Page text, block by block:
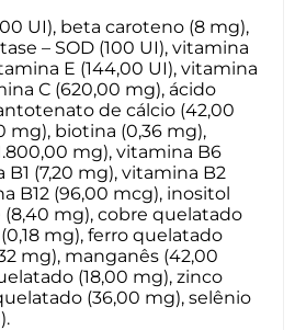
UI), beta caroteno (8 mg),
– SOD (100 UI), vitamina
E (144,00 UI), vitamina
C (620,00 mg), ácido
de cálcio (42,00
mg), biotina (0,36 mg),
mg), vitamina B6
B1 (7,20 mg), vitamina B2
B12 (96,00 mcg), inositol
(8,40 mg), cobre quelatado
mg), ferro quelatado
mg), manganês (42,00
(18,00 mg), zinco
(36,00 mg), selênio